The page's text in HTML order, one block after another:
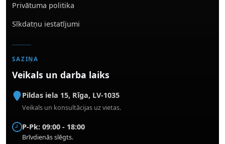
Privātuma politika
Sīkdatņu iestatījumi
SAZIŅA
Veikals un darba laiks
Pildas iela 15, Rīga, LV-1035
Veikals un konsultācijas uz vietas.
P-Pk: 09:00 - 18:00
Brīvdienās slēgts.